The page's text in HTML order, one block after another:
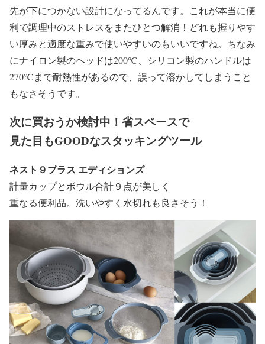
先が下につかない設計になってるんです。これが本当に便
利で調理中のストレスをまたひとつ解消！どれも握りやす
い厚みと適度な重みで使いやすいのもいいですね。ちなみ
にナイロン製のヘッドは200℃、シリコン製のハンドルは
270℃まで耐熱性があるので、誤って溶かしてしまうこと
もなさそうです。
次に買おうか検討中！省スペースで
見た目もGOODなスタッキングツール
ネスト９プラス エディションズ
計量カップとボウル合計９点が美しく
重なる便利品。 洗いやすく水切れも良さそう！